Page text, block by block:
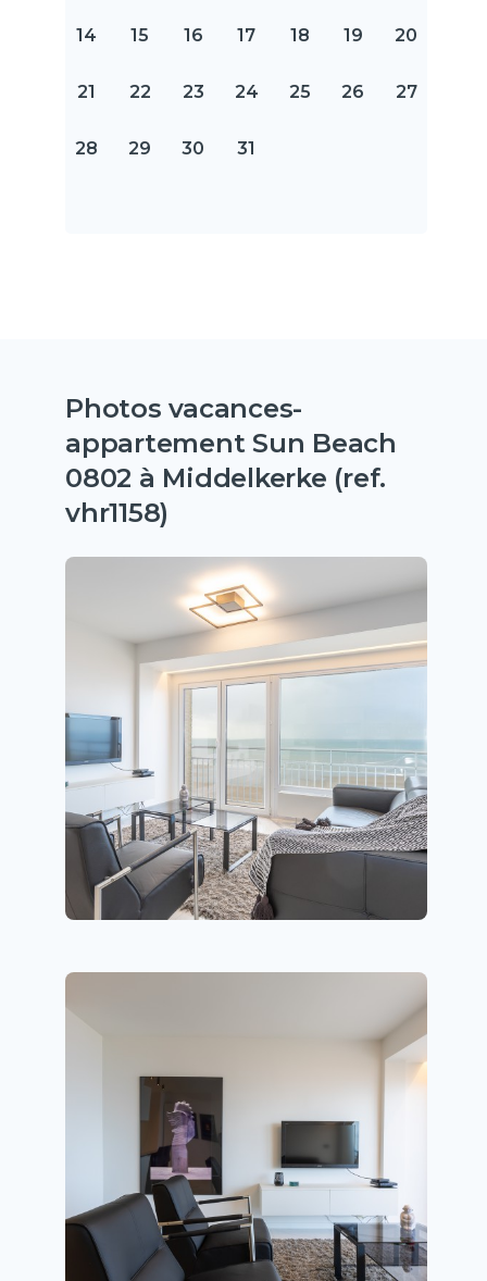
14 15 16 17 18 19 20
21 22 23 24 25 26 27
28 29 30 31
Photos vacances-
appartement Sun Beach
0802 à Middelkerke (ref.
vhr1158)